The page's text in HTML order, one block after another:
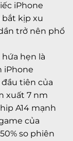
iPhone
bắt kịp xu
trở nên phổ
hứa hẹn là
iPhone
tiên của
xuất 7 nm
A14 mạnh
của
so phiên